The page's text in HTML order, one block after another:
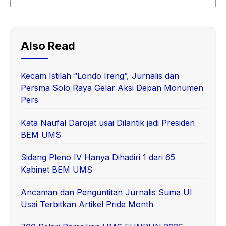
Also Read
Kecam Istilah “Londo Ireng”, Jurnalis dan
Persma Solo Raya Gelar Aksi Depan Monumen
Pers
Kata Naufal Darojat usai Dilantik jadi Presiden
BEM UMS
Sidang Pleno IV Hanya Dihadiri 1 dari 65
Kabinet BEM UMS
Ancaman dan Penguntitan Jurnalis Suma UI
Usai Terbitkan Artikel Pride Month